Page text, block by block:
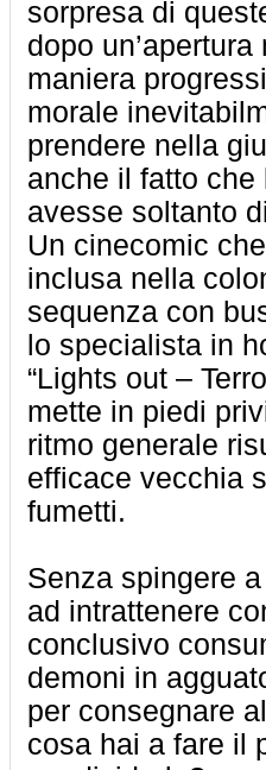
sorpresa di
dopo
maniera
morale
prendere nella
anche il fatto
avesse soltanto
Un cinecomic
inclusa nella
sequenza con
lo specialista in
“Lights out –
mette in piedi
ritmo generale
efficace vecchia
fumetti.
Senza spingere
ad intrattenere
conclusivo
demoni in
per consegnare
cosa hai a fare il